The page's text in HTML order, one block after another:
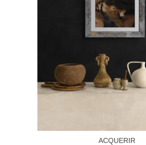
ACQUERIR